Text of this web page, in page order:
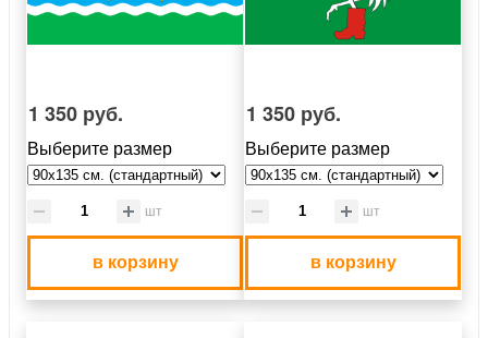
1 350 руб.
Выберите размер
шт
в корзину
1 350 руб.
Выберите размер
шт
в корзину